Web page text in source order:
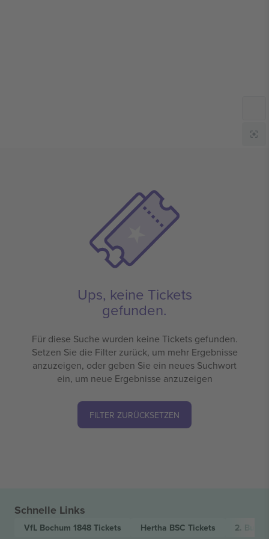
Ups, keine Tickets
gefunden.
Für diese Suche wurden keine Tickets gefunden.
Setzen Sie die Filter zurück, um mehr Ergebnisse
anzuzeigen, oder geben Sie ein neues Suchwort
ein, um neue Ergebnisse anzuzeigen
FILTER ZURÜCKSETZEN
Schnelle Links
VfL Bochum 1848 Tickets Hertha BSC Tickets 2.